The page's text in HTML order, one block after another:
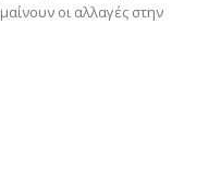
οι αλλαγές στην